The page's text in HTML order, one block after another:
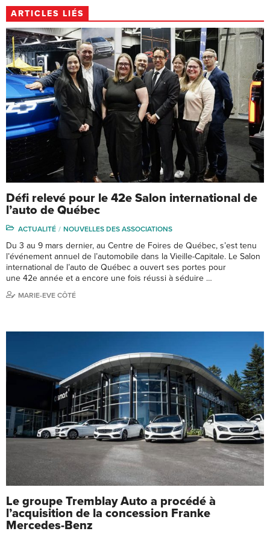
ARTICLES LIÉS
Défi relevé pour le 42e Salon international de
l’auto de Québec
ACTUALITÉ NOUVELLES DES ASSOCIATIONS
Du 3 au 9 mars dernier, au Centre de Foires de Québec, s’est tenu
l’événement annuel de l’automobile dans la Vieille-Capitale. Le Salon
international de l’auto de Québec a ouvert ses portes pour
une 42e année et a encore une fois réussi à séduire …
MARIE-EVE CÔTÉ
Le groupe Tremblay Auto a procédé à
l’acquisition de la concession Franke
Mercedes-Benz